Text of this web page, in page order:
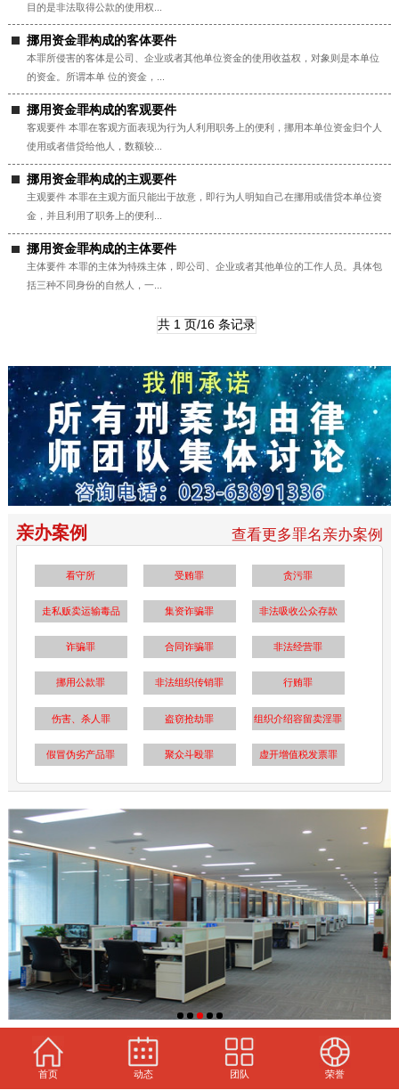
目的是非法取得公款的使用权...
挪用资金罪构成的客体要件
本罪所侵害的客体是公司、企业或者其他单位资金的使用收益权，对象则是本单位
的资金。所谓本单 位的资金，...
挪用资金罪构成的客观要件
客观要件 本罪在客观方面表现为行为人利用职务上的便利，挪用本单位资金归个人
使用或者借贷给他人，数额较...
挪用资金罪构成的主观要件
主观要件 本罪在主观方面只能出于故意，即行为人明知自己在挪用或借贷本单位资
金，并且利用了职务上的便利...
挪用资金罪构成的主体要件
主体要件 本罪的主体为特殊主体，即公司、企业或者其他单位的工作人员。具体包
括三种不同身份的自然人，一...
共 1 页/16 条记录
亲办案例 查看更多罪名亲办案例
看守所 受贿罪 贪污罪
走私贩卖运输毒品 集资诈骗罪 非法吸收公众存款
诈骗罪 合同诈骗罪 非法经营罪
挪用公款罪 非法组织传销罪 行贿罪
伤害、杀人罪 盗窃抢劫罪 组织介绍容留卖淫罪
假冒伪劣产品罪 聚众斗殴罪 虚开增值税发票罪
首页 动态 团队 荣誉